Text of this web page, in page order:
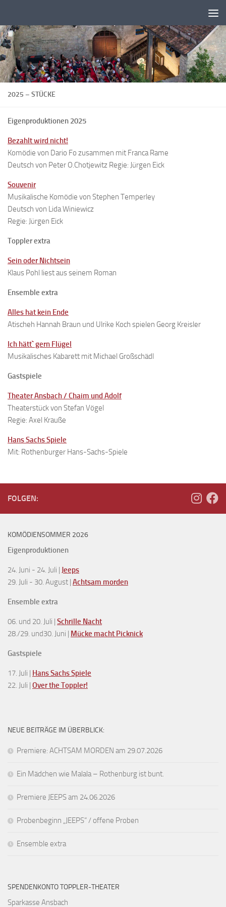
2025 – STÜCKE
Eigenproduktionen 2025
Bezahlt wird nicht!
Komödie von Dario Fo zusammen mit Franca Rame
Deutsch von Peter O.Chotjewitz Regie: Jürgen Eick
Souvenir
Musikalische Komödie von Stephen Temperley
Deutsch von Lida Winiewicz
Regie: Jürgen Eick
Toppler extra
Sein oder Nichtsein
Klaus Pohl liest aus seinem Roman
Ensemble extra
Alles hat kein Ende
Atischeh Hannah Braun und Ulrike Koch spielen Georg Kreisler
Ich hätt` gern Flügel
Musikalisches Kabarett mit Michael Großschädl
Gastspiele
Theater Ansbach / Chaim und Adolf
Theaterstück von Stefan Vögel
Regie: Axel Krauße
Hans Sachs Spiele
Mit: Rothenburger Hans-Sachs-Spiele
FOLGEN:
KOMÖDIENSOMMER 2026
Eigenproduktionen
24. Juni - 24. Juli | Jeeps
29. Juli - 30. August | Achtsam morden
Ensemble extra
06. und 20. Juli | Schrille Nacht
28./29. und30. Juni | Mücke macht Picknick
Gastspiele
17. Juli | Hans Sachs Spiele
22. Juli | Over the Toppler!
NEUE BEITRÄGE IM ÜBERBLICK:
Premiere: ACHTSAM MORDEN am 29.07.2026
Ein Mädchen wie Malala – Rothenburg ist bunt.
Premiere JEEPS am 24.06.2026
Probenbeginn „JEEPS“ / offene Proben
Ensemble extra
SPENDENKONTO TOPPLER-THEATER
Sparkasse Ansbach